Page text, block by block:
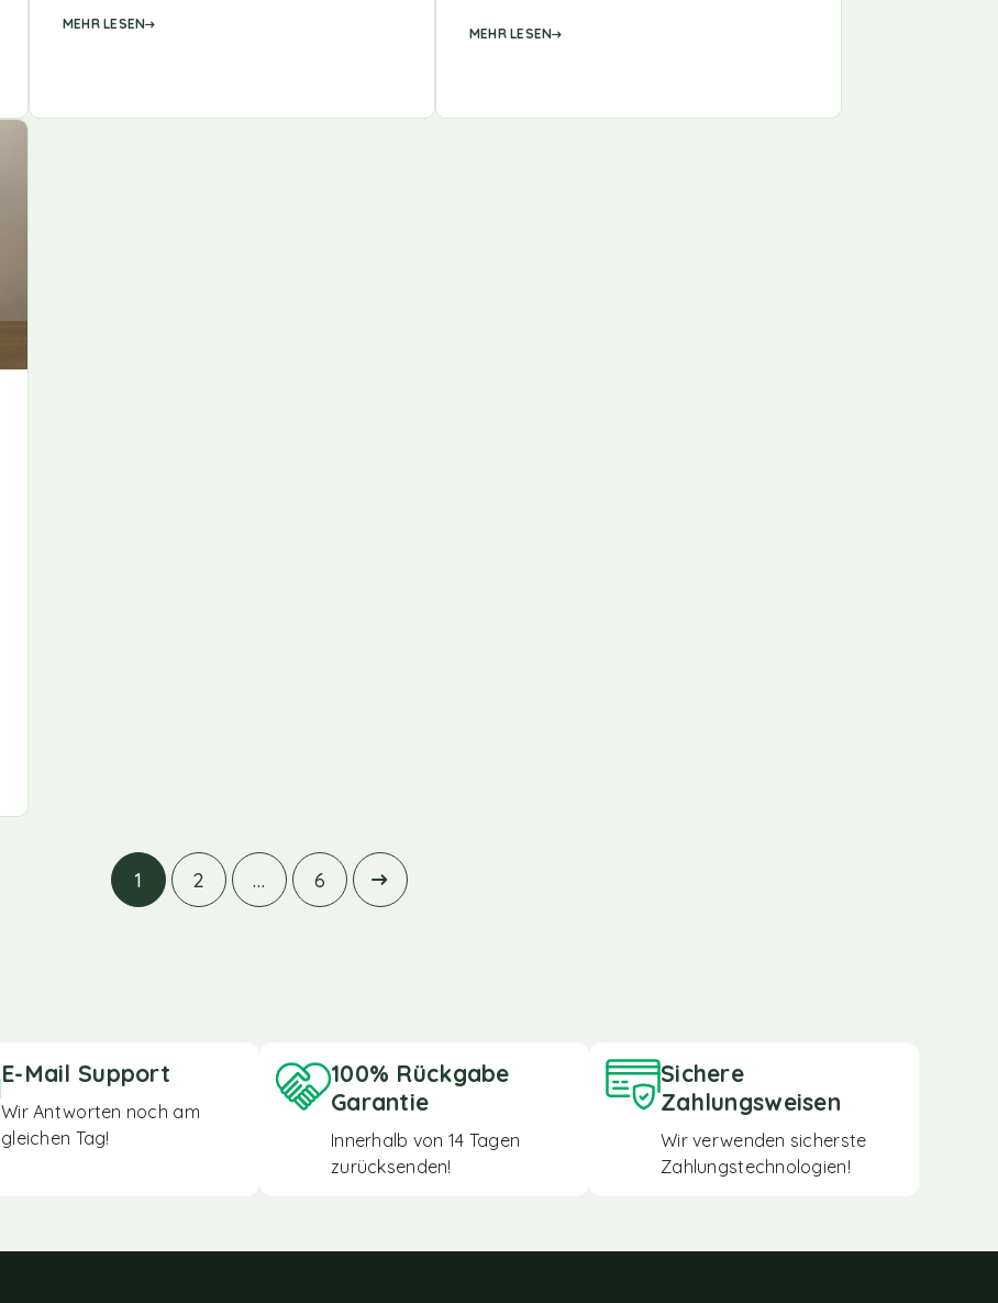
MEHR LESEN
MEHR LESEN
1 2 … 6
E-Mail Support
Wir Antworten noch am
gleichen Tag!
100% Rückgabe
Garantie
Innerhalb von 14 Tagen
zurücksenden!
Sichere
Zahlungsweisen
Wir verwenden sicherste
Zahlungstechnologien!